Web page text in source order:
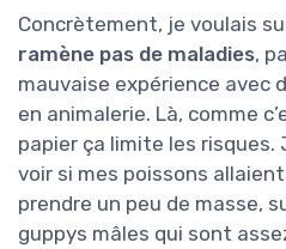
Concrètement, je voulais
ramène pas de maladies,
mauvaise expérience avec
en animalerie. Là, comme
papier ça limite les risques.
voir si mes poissons
prendre un peu de masse,
guppys mâles qui sont